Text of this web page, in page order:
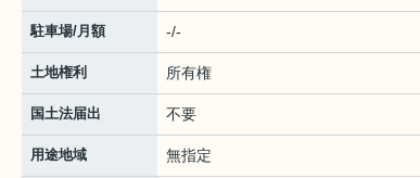
駐車場/月額 -/-
土地権利 所有権
国土法届出 不要
用途地域 無指定